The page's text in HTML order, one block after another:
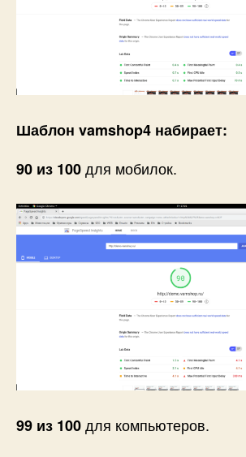
Шаблон vamshop4 набирает:
90 из 100для мобилок.
99 из 100для компьютеров.